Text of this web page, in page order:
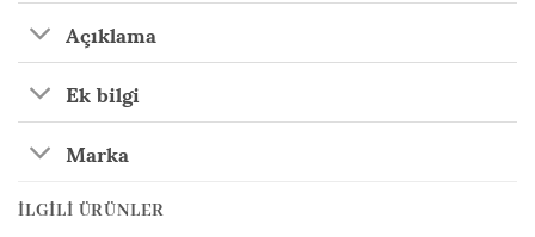
Açıklama
Ek bilgi
Marka
İLGILI ÜRÜNLER